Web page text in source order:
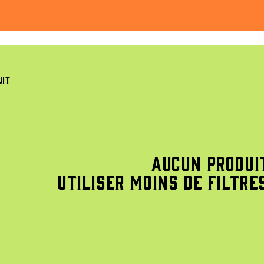
Aucun
Utiliser moins de